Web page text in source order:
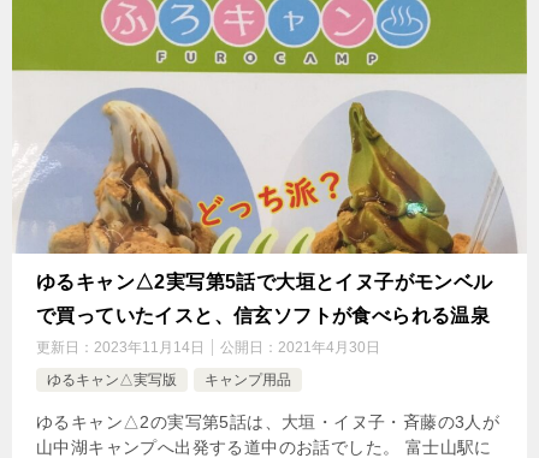
ゆるキャン△2実写第5話で大垣とイヌ子がモンベル
で買っていたイスと、信玄ソフトが食べられる温泉
更新日： 2023年11月14日 公開日： 2021年4月30日
ゆるキャン△実写版
キャンプ用品
ゆるキャン△2の実写第5話は、大垣・イヌ子・斉藤の3人が
山中湖キャンプへ出発する道中のお話でした。 富士山駅に